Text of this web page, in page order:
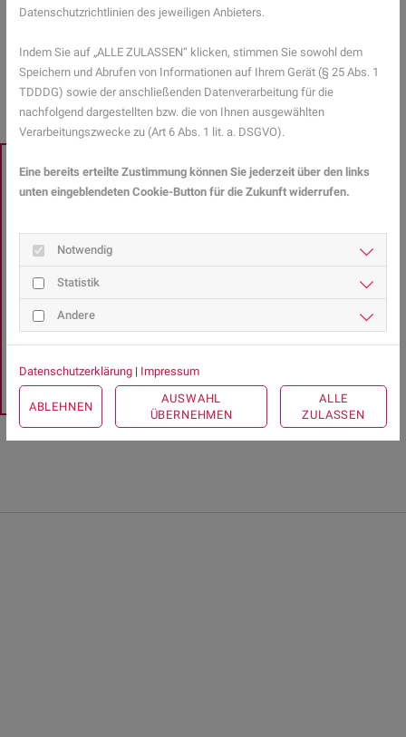
ZURÜCK ZUR ÜBERSICHT
Mehr Gesundheitsinformationen zum Thema Ernährung finden Sie
EXPERTENSUCHE
Sie haben Fragen zu
Gesundheitsthemen?
Gesundheits-Expertinnen und -Experten aus Ihrer Region
beraten Sie gerne.
Hier gelangen Sie zur Expertensuche.
Datenschutzrichtlinien des jeweiligen Anbieters.
Indem Sie auf „ALLE ZULASSEN“ klicken, stimmen Sie sowohl dem
Speichern und Abrufen von Informationen auf Ihrem Gerät (§ 25 Abs. 1
TDDDG) sowie der anschließenden Datenverarbeitung für die
nachfolgend dargestellten bzw. die von Ihnen ausgewählten
Verarbeitungszwecke zu (Art 6 Abs. 1 lit. a. DSGVO).
Eine bereits erteilte Zustimmung können Sie jederzeit über den links
unten eingeblendeten Cookie-Button für die Zukunft widerrufen.
Notwendig
Statistik
Andere
Datenschutzerklärung | Impressum
ABLEHNEN
AUSWAHL
ÜBERNEHMEN
ALLE
ZULASSEN